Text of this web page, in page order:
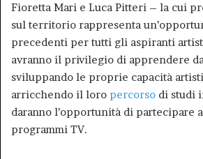
Fioretta Mari e Luca Pitteri – la cui
sul territorio rappresenta
precedenti per tutti gli aspiranti
avranno il privilegio di apprendere
sviluppando le proprie capacità
arricchendo il loro percorso di studi
daranno l’opportunità di partecipare
programmi TV.